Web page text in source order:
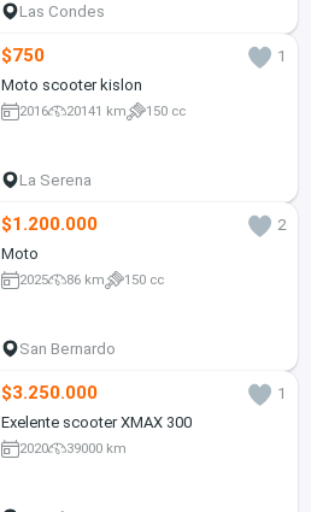
Las Condes
$750
1
Moto scooter kislon
2016 20141 km 150 cc
La Serena
$1.200.000
2
Moto
2025 86 km 150 cc
San Bernardo
$3.250.000
1
Exelente scooter XMAX 300
2020 39000 km